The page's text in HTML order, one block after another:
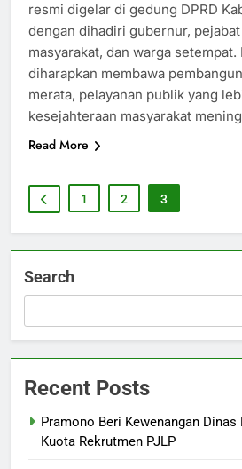
resmi digelar di gedung DPRD
dengan dihadiri gubernur,
masyarakat, dan warga
diharapkan membawa
merata, pelayanan publik yang
kesejahteraan masyarakat
Read More
1 2 3
Search
Recent Posts
Pramono Beri Kewenangan
Kuota Rekrutmen PJLP